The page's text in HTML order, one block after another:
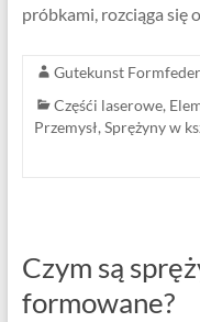
próbkami, rozciąga się
Gutekunst
Częśći laserowe,
Przemysł, Sprężyny w
Czym są
formowane?